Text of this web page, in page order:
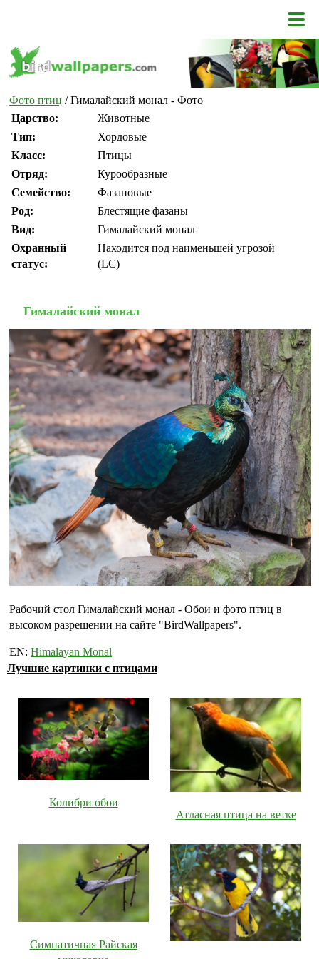
Фото птиц / Гималайский монал - Фото
Царство:
Животные
Тип:
Хордовые
Класс:
Птицы
Отряд:
Курообразные
Семейство:
Фазановые
Род:
Блестящие фазаны
Вид:
Гималайский монал
Охранный
статус:
Находится под наименьшей угрозой
(LC)
Гималайский монал
Рабочий стол Гималайский монал - Обои и фото птиц в
высоком разрешении на сайте "BirdWallpapers".
EN: Himalayan Monal
Лучшие картинки с птицами
Колибри обои
Атласная птица на ветке
Симпатичная Райская